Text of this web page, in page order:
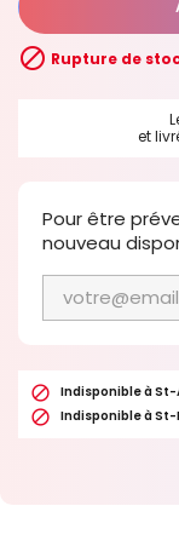
 Rupture de
et
Pour être
nouveau
 Indisponible à St-
 Indisponible à St-